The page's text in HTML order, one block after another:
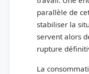
parallèle de
stabiliser la
servent alors
rupture
La